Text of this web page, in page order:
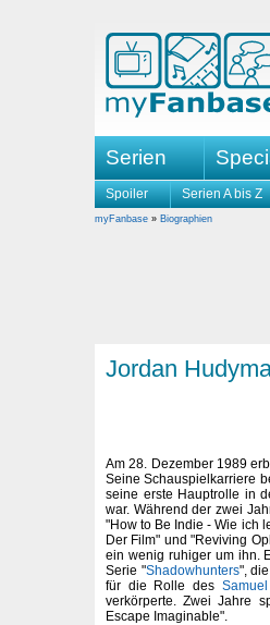
Serien
Spoiler Serien A bis Z
myFanbase » Biographien
Jordan
Am 28. Dezember 1989
Seine Schauspielkarriere
seine erste Hauptrolle in
war. Während der zwei
"How to Be Indie - Wie ich
Der Film" und "Reviving
ein wenig ruhiger um ihn.
Serie "Shadowhunters",
für die Rolle des
verkörperte. Zwei Jahre
Escape Imaginable".